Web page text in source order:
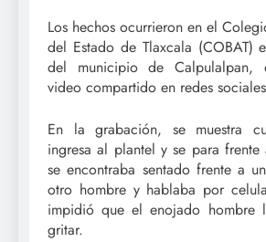
Los hechos ocurrieron en el
del Estado de Tlaxcala (COBAT)
del municipio de Calpulalpan,
video compartido en redes
En la grabación, se muestra
ingresa al plantel y se para
se encontraba sentado frente a
otro hombre y hablaba por
impidió que el enojado hombre
gritar.